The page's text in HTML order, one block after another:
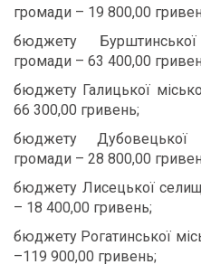
громади – 19 800,00
бюджету Бурштинської
громади – 63 400,00
бюджету Галицької
66 300,00 гривень;
бюджету Дубовецької
громади – 28 800,00
бюджету Лисецької
– 18 400,00 гривень;
бюджету Рогатинської
–119 900,00 гривень;